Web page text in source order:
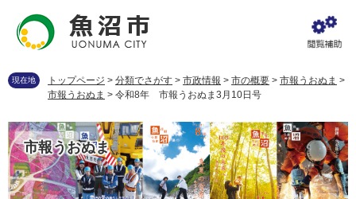
先
す
。
を
し
て
本
文
へ
現在地 トップページ > 分類でさがす > 市政情報 > 市の概要 > 市報うおぬま >
市報うおぬま > 令和8年 市報うおぬま3月10日号
市報うおぬま